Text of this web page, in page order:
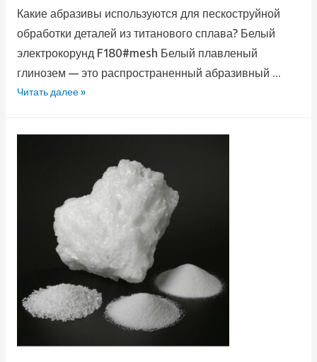
Какие абразивы используются для пескоструйной
обработки деталей из титанового сплава? Белый
электрокорунд F180#mesh Белый плавленый
глинозем — это распространенный абразивный …
Читать далее »